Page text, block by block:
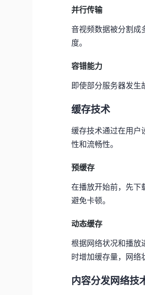
并行传输
音视频数据被分割成
度。
容错能力
即使部分服务器发生
缓存技术
缓存技术通过在用户
性和流畅性。
预缓存
在播放开始前，先下
避免卡顿。
动态缓存
根据网络状况和播放
时增加缓存量，网络
内容分发网络技